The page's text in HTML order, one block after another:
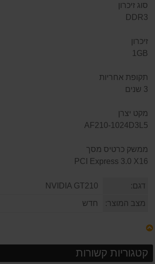
סוג זיכרון
DDR3
זיכרון
1GB
תקופת אחריות
3 שנים
מקט יצרן
AF210-1024D3L5
ממשק כרטיס מסך
PCI Express 3.0 X16
דגם:
מצב המוצר: חדש
קטגוריות קשורות